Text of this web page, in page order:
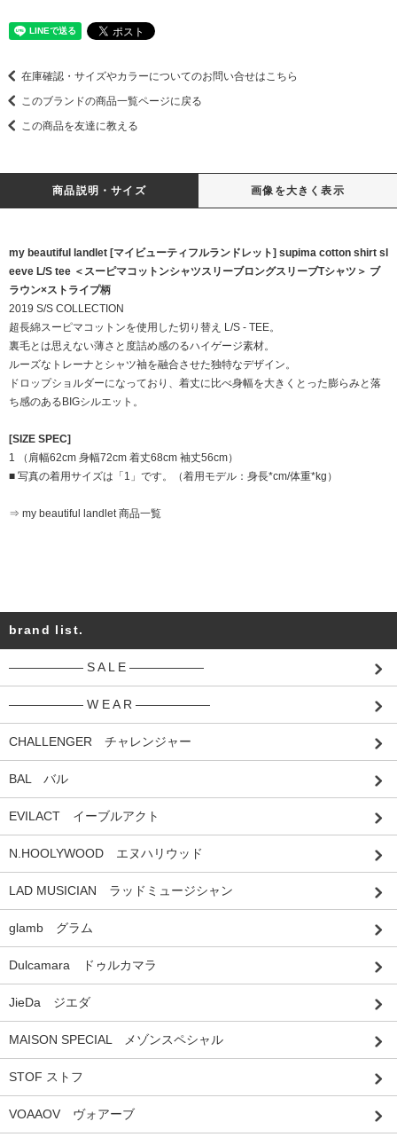
在庫確認・サイズやカラーについてのお問い合せはこちら
このブランドの商品一覧ページに戻る
この商品を友達に教える
商品説明・サイズ 画像を大きく表示
my beautiful landlet [マイビューティフルランドレット] supima cotton shirt sl
eeve L/S tee ＜スーピマコットンシャツスリーブロングスリーブTシャツ＞ ブ
ラウン×ストライプ柄
2019 S/S COLLECTION
超長綿スーピマコットンを使用した切り替え L/S - TEE。
裏毛とは思えない薄さと度詰め感のるハイゲージ素材。
ルーズなトレーナとシャツ袖を融合させた独特なデザイン。
ドロップショルダーになっており、着丈に比べ身幅を大きくとった膨らみと落
ち感のあるBIGシルエット。
[SIZE SPEC]
1 （肩幅62cm 身幅72cm 着丈68cm 袖丈56cm）
■ 写真の着用サイズは「1」です。（着用モデル：身長*cm/体重*kg）
⇒ my beautiful landlet 商品一覧
brand list.
―――――― S A L E ――――――
―――――― W E A R ――――――
CHALLENGER チャレンジャー
BAL バル
EVILACT イーブルアクト
N.HOOLYWOOD エヌハリウッド
LAD MUSICIAN ラッドミュージシャン
glamb グラム
Dulcamara ドゥルカマラ
JieDa ジエダ
MAISON SPECIAL メゾンスペシャル
STOF ストフ
VOAAOV ヴォアーブ